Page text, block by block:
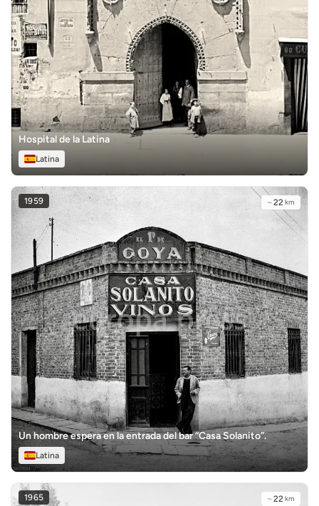
Hospital de la Latina
Latina
1959 ~ 22 km
Un hombre espera en la entrada del bar “Casa Solanito”.
Latina
1965 ~ 22 km